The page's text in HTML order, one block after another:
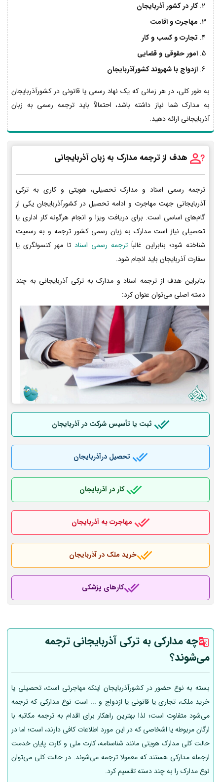
کار در کشور آذربایجان
مهاجرت و اقامت
تجارت و کسب و کار
امور حقوقی و قضایی
ازدواج با شهروند کشورآذربایجان
به طور کلی، در هر زمانی که یک نهاد رسمی یا قانونی در کشورآذربایجان
به مدارک شما نیاز داشته باشد، احتمالاً باید ترجمه رسمی به زبان
آذربایجانی ارائه دهید.
هدف از ترجمه مدارک به زبان آذربایجانی
ترجمه رسمی اسناد و مدارک تحصیلی، هویتی و کاری به ترکی
آذربایجانی جهت مهاجرت و ادامه تحصیل در کشورآذربایجان یکی از
گام‌های اساسی است. برای دریافت ویزا و انجام هرگونه کار اداری یا
تحصیلی نیاز است مدارک به زبان رسمی کشور ترجمه و به رسمیت
شناخته شود؛ بنابراین غالباً ترجمه رسمی اسناد تا مهر کنسولگری یا
سفارت آذربایجان باید انجام شود.
بنابراین هدف از ترجمه اسناد و مدارک به ترکی آذربایجانی به چند
دسته اصلی می‌توان عنوان کرد:
ثبت یا تأسیس شرکت در آذربایجان
تحصیل درآذربایجان
کار در آذربایجان
مهاجرت به آذربایجان
خرید ملک در آذربایجان
کارهای پزشکی
چه مدارکی به ترکی آذربایجانی ترجمه
می‌شوند؟
بسته به نوع حضور در کشورآذربایجان اینکه مهاجرتی است، تحصیلی یا
خرید ملک، تجاری یا قانونی یا ازدواج و ... است نوع مدارکی که ترجمه
می‌شود متفاوت است؛ لذا بهترین راهکار برای اقدام به ترجمه مکاتبه با
ارگان مربوطه یا اشخاصی که در این مورد اطلاعات کافی دارند، است؛ اما در
حالت کلی مدارک هویتی مانند شناسنامه، کارت ملی و کارت پایان خدمت
ازجمله مدارکی هستند که معمولا ترجمه می‌شوند. در حالت کلی می‌توان
نوع مدارک را به چند دسته تقسیم کرد.